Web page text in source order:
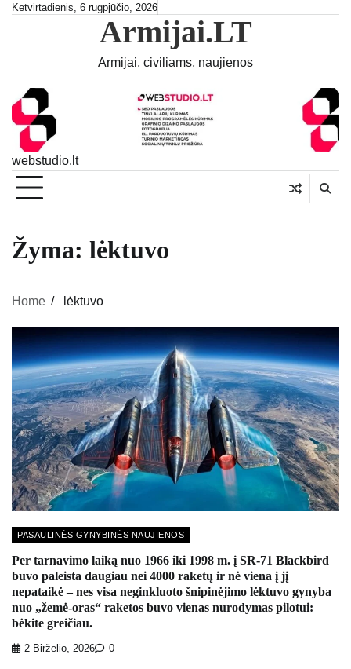
SkipKetvirtadienis, 6 rugpjūčio, 2026
Armijai.LT
Armijai, civiliams, naujienos
webstudio.lt
Žyma: lėktuvo
Home lėktuvo
PASAULINĖS GYNYBINĖS NAUJIENOS
Per tarnavimo laiką nuo 1966 iki 1998 m. į SR-71 Blackbird
buvo paleista daugiau nei 4000 raketų ir nė viena į jį
nepataikė – nes visa neginkluoto šnipinėjimo lėktuvo gynyba
nuo „žemė-oras“ raketos buvo vienas nurodymas pilotui:
bėkite greičiau.
2 Birželio, 2026 0